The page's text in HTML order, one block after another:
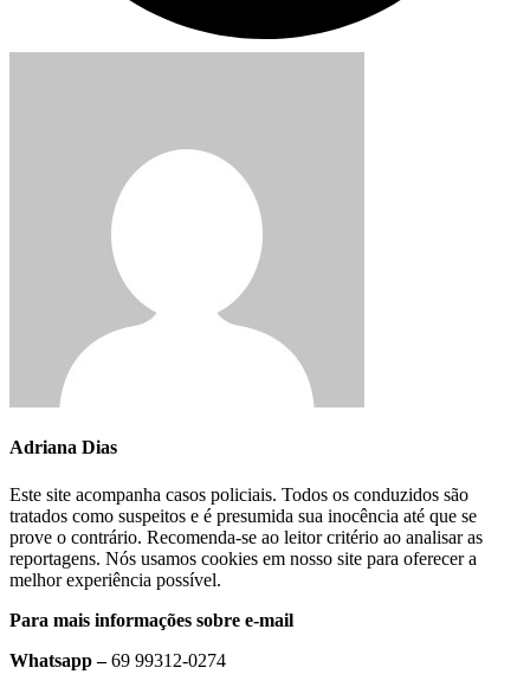
Adriana Dias
Este site acompanha casos policiais. Todos os conduzidos são
tratados como suspeitos e é presumida sua inocência até que se
prove o contrário. Recomenda-se ao leitor critério ao analisar as
reportagens. Nós usamos cookies em nosso site para oferecer a
melhor experiência possível.
Para mais informações sobre e-mail
Whatsapp –69 99312-0274